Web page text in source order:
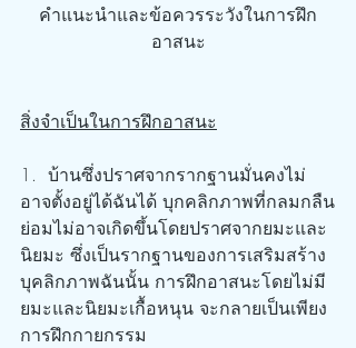
คำแนะนำและข้อควรระวังในการฝึก
อาสนะ
สิ่งจำเป็นในการฝึกอาสนะ
1.  บ้านซึ่งปราศจากรากฐานมั่นคงไม่
อาจตั้งอยู่ได้ฉันได้ บุกคลิกภาพที่กลมกลืน
ย่อมไม่อาจเกิดขึ้นโดยปราศจากยมะและ
นิยมะ ซึ่งเป็นรากฐานของการเสริมสร้าง
บุคลิกภาพฉันนั้น การฝึกอาสนะโดยไม่มี
ยมะและนิยมะเกื้อหนุน จะกลายเป็นเพียง
การฝึกกายกรรม